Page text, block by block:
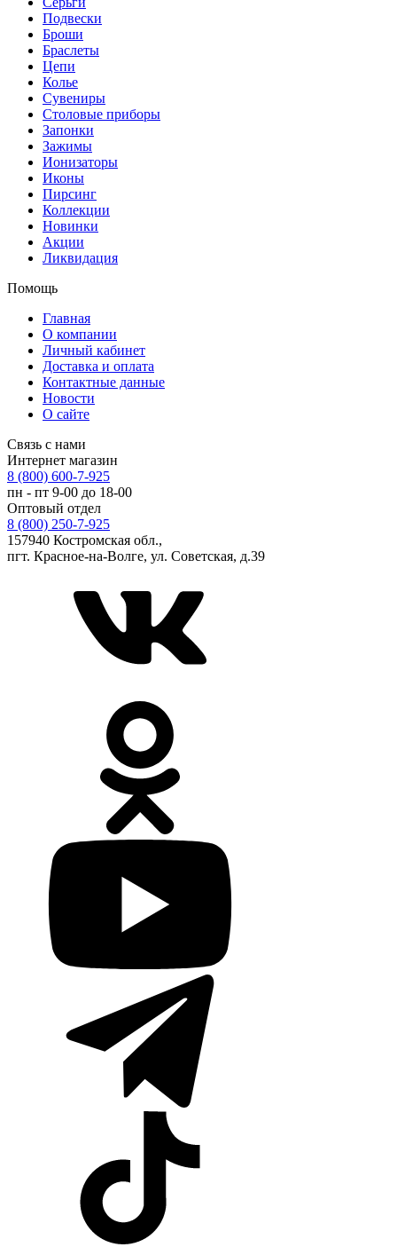
Подвески
Броши
Браслеты
Цепи
Колье
Сувениры
Столовые приборы
Запонки
Зажимы
Ионизаторы
Иконы
Пирсинг
Коллекции
Новинки
Акции
Ликвидация
Помощь
Главная
О компании
Личный кабинет
Доставка и оплата
Контактные данные
Новости
О сайте
Связь с нами
Интернет магазин
8 (800) 600-7-925
пн - пт 9-00 до 18-00
Оптовый отдел
8 (800) 250-7-925
157940 Костромская обл.,
пгт. Красное-на-Волге, ул. Советская, д.39